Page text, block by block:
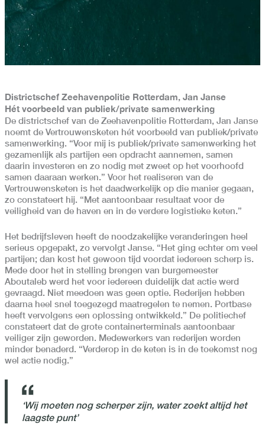
Districtschef Zeehavenpolitie Rotterdam, Jan Janse
Hét voorbeeld van publiek/private samenwerking
De districtschef van de Zeehavenpolitie Rotterdam, Jan Janse
noemt de Vertrouwensketen hét voorbeeld van publiek/private
samenwerking. “Voor mij is publiek/private samenwerking het
gezamenlijk als partijen een opdracht aannemen, samen
daarin investeren en zo nodig met zweet op het voorhoofd
samen daaraan werken.” Voor het realiseren van de
Vertrouwensketen is het daadwerkelijk op die manier gegaan,
zo constateert hij. “Met aantoonbaar resultaat voor de
veiligheid van de haven en in de verdere logistieke keten.”
Het bedrijfsleven heeft de noodzakelijke veranderingen heel
serieus opgepakt, zo vervolgt Janse. “Het ging echter om veel
partijen; dan kost het gewoon tijd voordat iedereen scherp is.
Mede door het in stelling brengen van burgemeester
Aboutaleb werd het voor iedereen duidelijk dat actie werd
gevraagd. Niet meedoen was geen optie. Rederijen hebben
daarna heel snel toegezegd maatregelen te nemen. Portbase
heeft vervolgens een oplossing ontwikkeld.” De politiechef
constateert dat de grote containerterminals aantoonbaar
veiliger zijn geworden. Medewerkers van rederijen worden
minder benaderd. “Verderop in de keten is in de toekomst nog
wel actie nodig.”
‘Wij moeten nog scherper zijn, water zoekt altijd het
laagste punt’